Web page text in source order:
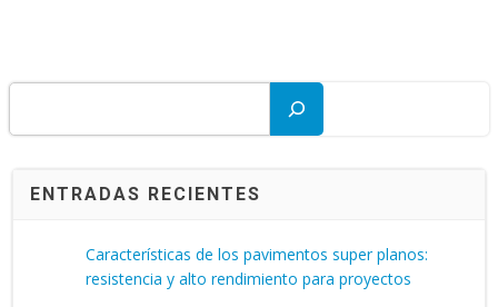
ENTRADAS RECIENTES
Características de los pavimentos super planos:
resistencia y alto rendimiento para proyectos